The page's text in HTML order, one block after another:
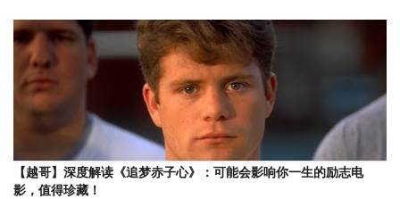
【越哥】深度解读《追梦赤子心》：可能会影响你一生的励志电
影，值得珍藏！